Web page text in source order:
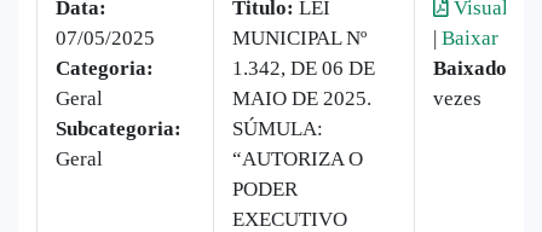
Data:
07/05/2025
Categoria:
Geral
Subcategoria:
Geral
Titulo: LEI
MUNICIPAL Nº
1.342, DE 06 DE
MAIO DE 2025.
SÚMULA:
“AUTORIZA O
PODER
EXECUTIVO
Visualizar
| Baixar
Baixado:
vezes